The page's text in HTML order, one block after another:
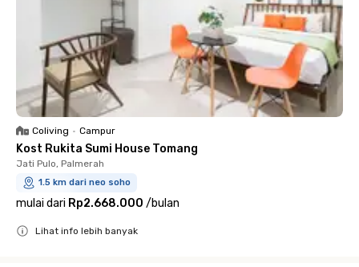
Coliving • Campur
Kost Rukita Sumi House Tomang
Jati Pulo, Palmerah
1.5 km dari neo soho
mulai dari Rp2.668.000 /bulan
Lihat info lebih banyak